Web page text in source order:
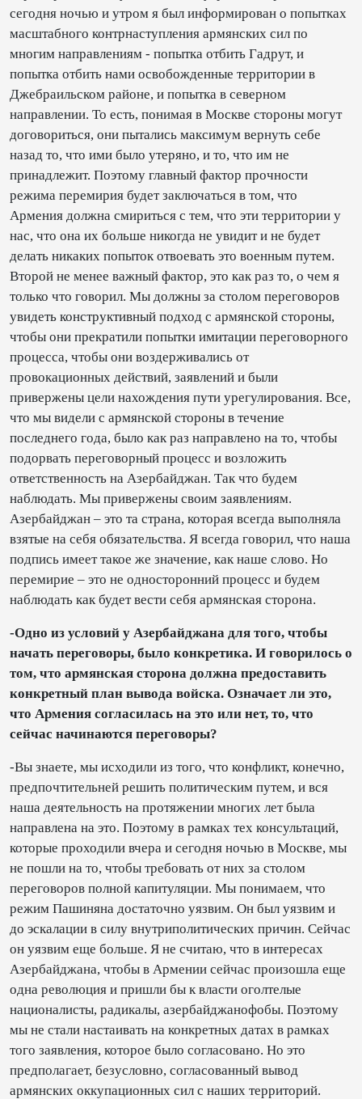
сегодня ночью и утром я был информирован о попытках
масштабного контрнаступления армянских сил по
многим направлениям - попытка отбить Гадрут, и
попытка отбить нами освобожденные территории в
Джебраильском районе, и попытка в северном
направлении. То есть, понимая в Москве стороны могут
договориться, они пытались максимум вернуть себе
назад то, что ими было утеряно, и то, что им не
принадлежит. Поэтому главный фактор прочности
режима перемирия будет заключаться в том, что
Армения должна смириться с тем, что эти территории у
нас, что она их больше никогда не увидит и не будет
делать никаких попыток отвоевать это военным путем.
Второй не менее важный фактор, это как раз то, о чем я
только что говорил. Мы должны за столом переговоров
увидеть конструктивный подход с армянской стороны,
чтобы они прекратили попытки имитации переговорного
процесса, чтобы они воздерживались от
провокационных действий, заявлений и были
привержены цели нахождения пути урегулирования. Все,
что мы видели с армянской стороны в течение
последнего года, было как раз направлено на то, чтобы
подорвать переговорный процесс и возложить
ответственность на Азербайджан. Так что будем
наблюдать. Мы привержены своим заявлениям.
Азербайджан – это та страна, которая всегда выполняла
взятые на себя обязательства. Я всегда говорил, что наша
подпись имеет такое же значение, как наше слово. Но
перемирие – это не односторонний процесс и будем
наблюдать как будет вести себя армянская сторона.
-Одно из условий у Азербайджана для того, чтобы
начать переговоры, было конкретика. И говорилось о
том, что армянская сторона должна предоставить
конкретный план вывода войска. Означает ли это,
что Армения согласилась на это или нет, то, что
сейчас начинаются переговоры?
-Вы знаете, мы исходили из того, что конфликт, конечно,
предпочтительней решить политическим путем, и вся
наша деятельность на протяжении многих лет была
направлена на это. Поэтому в рамках тех консультаций,
которые проходили вчера и сегодня ночью в Москве, мы
не пошли на то, чтобы требовать от них за столом
переговоров полной капитуляции. Мы понимаем, что
режим Пашиняна достаточно уязвим. Он был уязвим и
до эскалации в силу внутриполитических причин. Сейчас
он уязвим еще больше. Я не считаю, что в интересах
Азербайджана, чтобы в Армении сейчас произошла еще
одна революция и пришли бы к власти оголтелые
националисты, радикалы, азербайджанофобы. Поэтому
мы не стали настаивать на конкретных датах в рамках
того заявления, которое было согласовано. Но это
предполагает, безусловно, согласованный вывод
армянских оккупационных сил с наших территорий.